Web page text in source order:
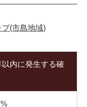
(市島地域)
以内に発生する確